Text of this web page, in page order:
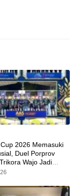
2026 Memasuki
Duel Porprov
Wajo Jadi
Ini